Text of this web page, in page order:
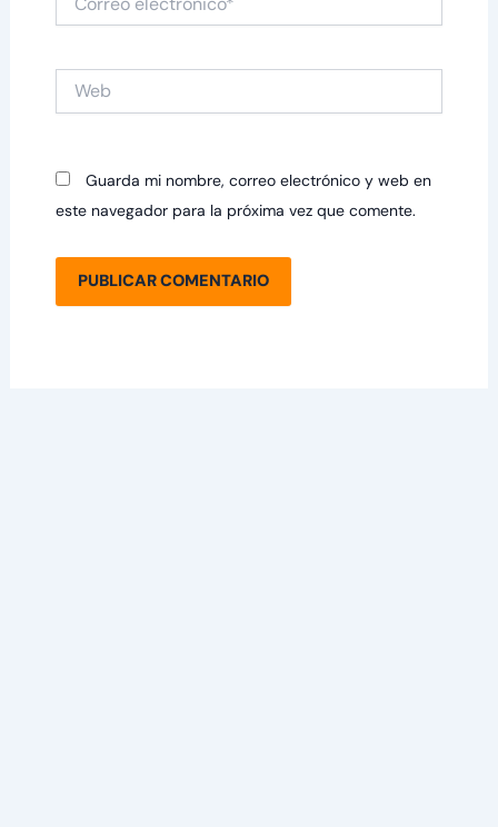
electrónico*
Guarda mi nombre, correo electrónico y web en
este navegador para la próxima vez que comente.